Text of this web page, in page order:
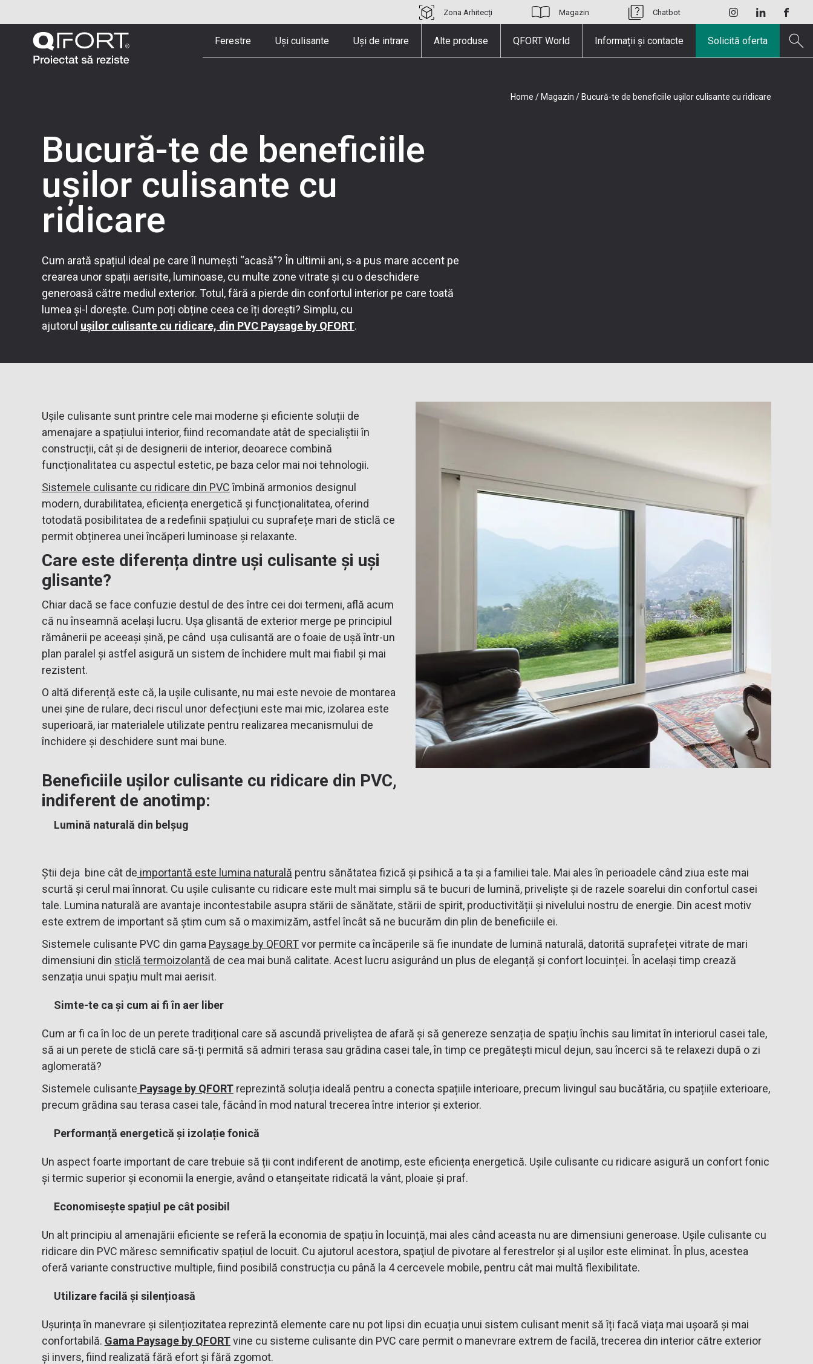
Zona Arhitecți Magazin Chatbot
Ferestre Uși culisante Uși de intrare Alte produse QFORT World Informații și contacte Solicită oferta
Home / Magazin / Bucură-te de beneficiile ușilor culisante cu ridicare
Bucură-te de beneficiile
ușilor culisante cu
ridicare
Cum arată spațiul ideal pe care îl numești “acasă”? În ultimii ani, s-a pus mare accent pe
crearea unor spații aerisite, luminoase, cu multe zone vitrate și cu o deschidere
generoasă către mediul exterior. Totul, fără a pierde din confortul interior pe care toată
lumea și-l dorește. Cum poți obține ceea ce îți dorești? Simplu, cu
ajutorul ușilor culisantecu ridicare, din PVC Paysage by QFORT.
Ușile culisante sunt printre cele mai moderne și eficiente soluții de
amenajare a spațiului interior, fiind recomandate atât de specialiștii în
construcții, cât și de designerii de interior, deoarece combină
funcționalitatea cu aspectul estetic, pe baza celor mai noi tehnologii.
Sistemele culisante cu ridicare din PVCîmbină armonios designul
modern, durabilitatea, eficiența energetică și funcționalitatea, oferind
totodată posibilitatea de a redefinii spațiului cu suprafețe mari de sticlă ce
permit obținerea unei încăperi luminoase și relaxante.
Care este diferența dintre uși culisante și uși
glisante?
Chiar dacă se face confuzie destul de des între cei doi termeni, află acum
că nu înseamnă același lucru. Ușa glisantă de exterior merge pe principiul
rămânerii pe aceeași șină, pe când ușa culisantă are o foaie de ușă într-un
plan paralel și astfel asigură un sistem de închidere mult mai fiabil și mai
rezistent.
O altă diferență este că, la ușile culisante, nu mai este nevoie de montarea
unei șine de rulare, deci riscul unor defecțiuni este mai mic, izolarea este
superioară, iar materialele utilizate pentru realizarea mecanismului de
închidere și deschidere sunt mai bune.
Beneficiile ușilor culisante cu ridicare din PVC,
indiferent de anotimp:
Lumină naturală din belșug
Știi deja bine cât de importantă este lumina naturală pentru sănătatea fizică și psihică a ta și a familiei tale. Mai ales în perioadele când ziua este mai
scurtă și cerul mai înnorat. Cu ușile culisante cu ridicare este mult mai simplu să te bucuri de lumină, priveliște și de razele soarelui din confortul casei
tale. Lumina naturală are avantaje incontestabile asupra stării de sănătate, stării de spirit, productivității și nivelului nostru de energie. Din acest motiv
este extrem de important să știm cum să o maximizăm, astfel încât să ne bucurăm din plin de beneficiile ei.
Sistemele culisante PVC din gama Paysage by QFORTvor permite ca încăperile să fie inundate de lumină naturală, datorită suprafeței vitrate de mari
dimensiuni din sticlă termoizolantă de cea mai bună calitate. Acest lucru asigurând un plus de eleganță și confort locuinței. În același timp crează
senzația unui spațiu mult mai aerisit.
Simte-te ca și cum ai fi în aer liber
Cum ar fi ca în loc de un perete tradițional care să ascundă priveliștea de afară și să genereze senzația de spațiu închis sau limitat în interiorul casei tale,
să ai un perete de sticlă care să-ți permită să admiri terasa sau grădina casei tale, în timp ce pregătești micul dejun, sau încerci să te relaxezi după o zi
aglomerată?
Sistemele culisante Paysage by QFORTreprezintă soluția ideală pentru a conecta spațiile interioare, precum livingul sau bucătăria, cu spațiile exterioare,
precum grădina sau terasa casei tale, făcând în mod natural trecerea între interior și exterior.
Performanță energetică și izolație fonică
Un aspect foarte important de care trebuie să ții cont indiferent de anotimp, este eficiența energetică. Ușile culisante cu ridicare asigură un confort fonic
și termic superior și economii la energie, având o etanșeitate ridicată la vânt, ploaie și praf.
Economisește spațiul pe cât posibil
Un alt principiu al amenajării eficiente se referă la economia de spațiu în locuință, mai ales când aceasta nu are dimensiuni generoase. Ușile culisante cu
ridicare din PVC măresc semnificativ spațiul de locuit. Cu ajutorul acestora, spaţiul de pivotare al ferestrelor și al ușilor este eliminat. În plus, acestea
oferă variante constructive multiple, fiind posibilă construcția cu până la 4 cercevele mobile, pentru cât mai multă flexibilitate.
Utilizare facilă și silențioasă
Ușurința în manevrare și silențiozitatea reprezintă elemente care nu pot lipsi din ecuația unui sistem culisant menit să îți facă viața mai ușoară și mai
confortabilă. Gama Paysage by QFORT vine cu sisteme culisante din PVC care permit o manevrare extrem de facilă, trecerea din interior către exterior
și invers, fiind realizată fără efort și fără zgomot.